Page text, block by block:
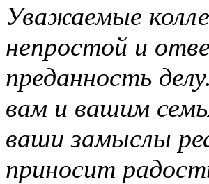
Уважаемые
непростой и
преданность
вам и вашим
ваши замыслы
приносит